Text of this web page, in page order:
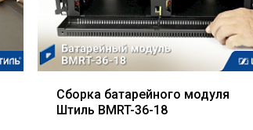
Сборка батарейного модуля
Штиль BMRT-36-18